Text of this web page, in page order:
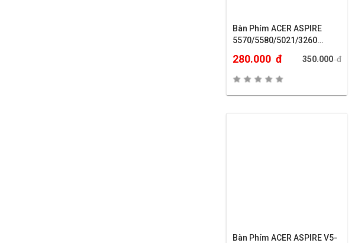
Bàn Phím ACER ASPIRE
5570/5580/5021/3260…
280.000 đ 350.000đ
Bàn Phím ACER ASPIRE V5-